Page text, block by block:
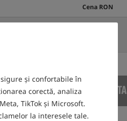
și confortabile în
corectă, analiza
TikTok și Microsoft.
la interesele tale.
Cena RON
PRODUS RETRAS DIN OFERTA